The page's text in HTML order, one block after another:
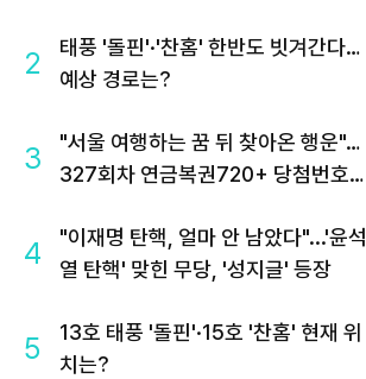
2
태풍 '돌핀'·'찬홈' 한반도 빗겨간다…
예상 경로는?
3
"서울 여행하는 꿈 뒤 찾아온 행운"…
327회차 연금복권720+ 당첨번호조
4
"이재명 탄핵, 얼마 안 남았다"...'윤석
열 탄핵' 맞힌 무당, '성지글' 등장
5
13호 태풍 '돌핀'·15호 '찬홈' 현재 위
치는?